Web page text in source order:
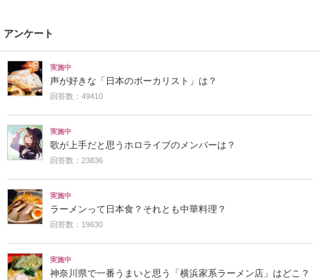
アンケート
実施中
声が好きな「日本のボーカリスト」は？
回答数：49410
実施中
歌が上手だと思うホロライブのメンバーは？
回答数：23836
実施中
ラーメンって日本食？それとも中華料理？
回答数：19630
実施中
神奈川県で一番うまいと思う「横浜家系ラーメン店」はどこ？